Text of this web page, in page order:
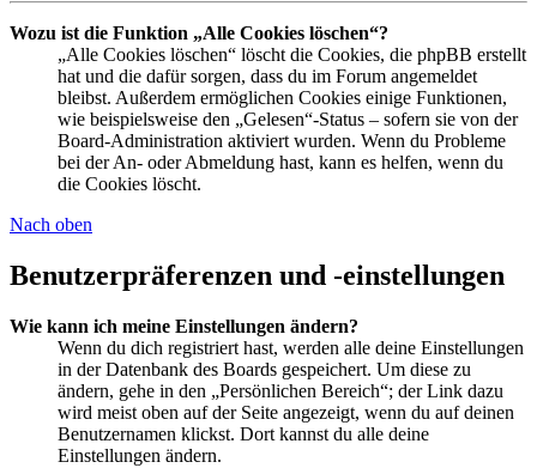
Wozu ist die Funktion „Alle Cookies löschen“?
„Alle Cookies löschen“ löscht die Cookies, die phpBB erstellt
hat und die dafür sorgen, dass du im Forum angemeldet
bleibst. Außerdem ermöglichen Cookies einige Funktionen,
wie beispielsweise den „Gelesen“-Status – sofern sie von der
Board-Administration aktiviert wurden. Wenn du Probleme
bei der An- oder Abmeldung hast, kann es helfen, wenn du
die Cookies löscht.
Nach oben
Benutzerpräferenzen und -einstellungen
Wie kann ich meine Einstellungen ändern?
Wenn du dich registriert hast, werden alle deine Einstellungen
in der Datenbank des Boards gespeichert. Um diese zu
ändern, gehe in den „Persönlichen Bereich“; der Link dazu
wird meist oben auf der Seite angezeigt, wenn du auf deinen
Benutzernamen klickst. Dort kannst du alle deine
Einstellungen ändern.